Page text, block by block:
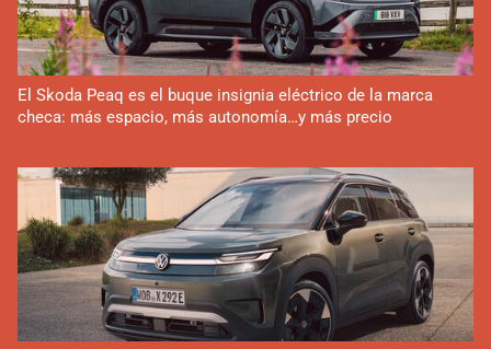
El Skoda Peaq es el buque insignia eléctrico de la marca
checa: más espacio, más autonomía…y más precio